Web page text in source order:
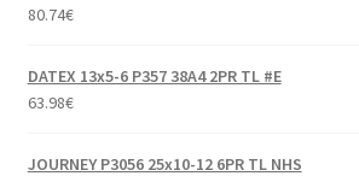
80.74€
DATEX 13x5-6 P357 38A4 2PR TL #E
63.98€
JOURNEY P3056 25x10-12 6PR TL NHS